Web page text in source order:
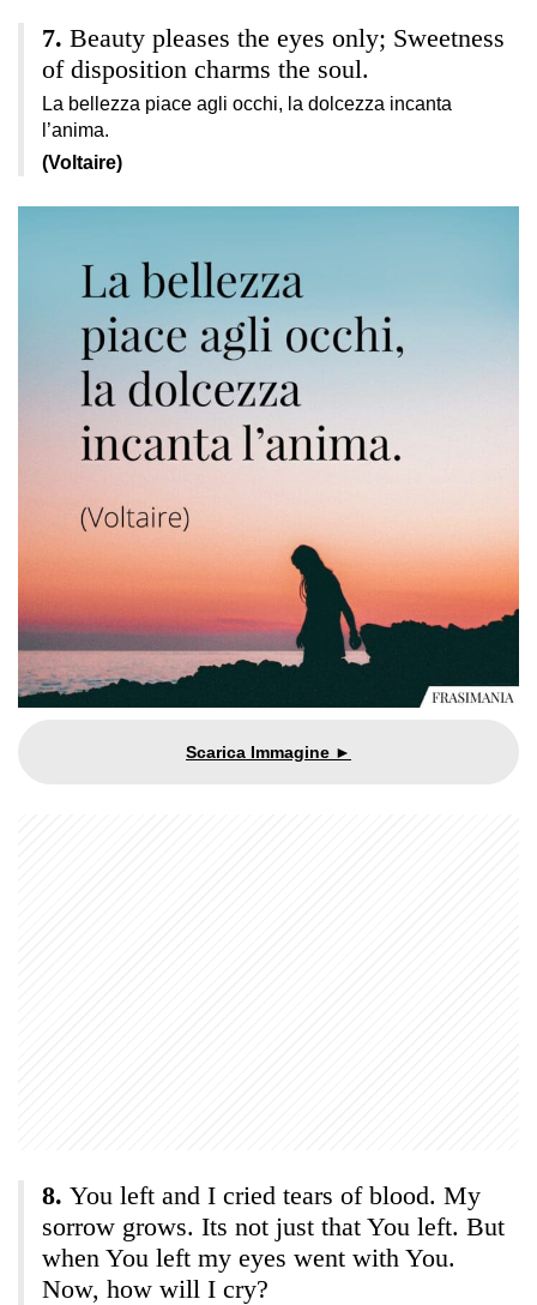
Beauty pleases the eyes only; Sweetness
of disposition charms the soul.
La bellezza piace agli occhi, la dolcezza incanta
l’anima.
(Voltaire)
You left and I cried tears of blood. My
sorrow grows. Its not just that You left. But
when You left my eyes went with You.
Now, how will I cry?